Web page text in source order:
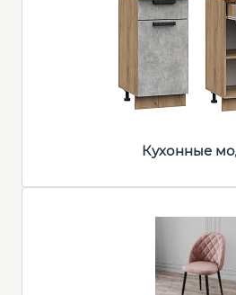
Кухонные